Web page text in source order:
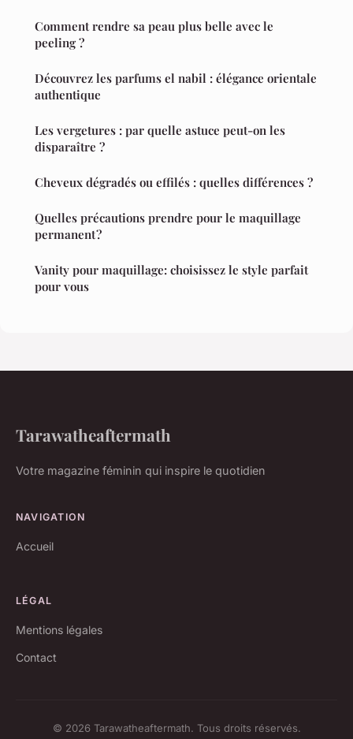
Comment rendre sa peau plus belle avec le
peeling ?
Découvrez les parfums el nabil : élégance orientale
authentique
Les vergetures : par quelle astuce peut-on les
disparaître ?
Cheveux dégradés ou effilés : quelles différences ?
Quelles précautions prendre pour le maquillage
permanent ?
Vanity pour maquillage: choisissez le style parfait
pour vous
Tarawatheaftermath
Votre magazine féminin qui inspire le quotidien
NAVIGATION
Accueil
LÉGAL
Mentions légales
Contact
© 2026 Tarawatheaftermath. Tous droits réservés.